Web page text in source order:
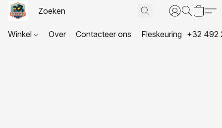
Winkel Over Contacteer ons Fleskeuring +32 492